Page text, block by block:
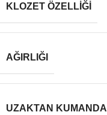
KLOZET ÖZELLIĞI
AĞIRLIĞI
UZAKTAN KUMANDA